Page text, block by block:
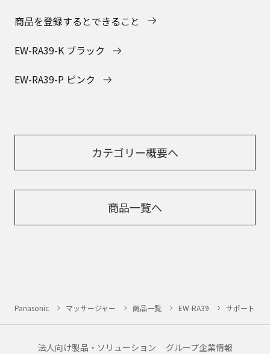
商品を登録するとできること
EW-RA39-K ブラック
EW-RA39-P ピンク
カテゴリー概要へ
商品一覧へ
Panasonic マッサージャー 商品一覧 EW-RA39 サポート
法人向け製品・ソリューション グループ企業情報